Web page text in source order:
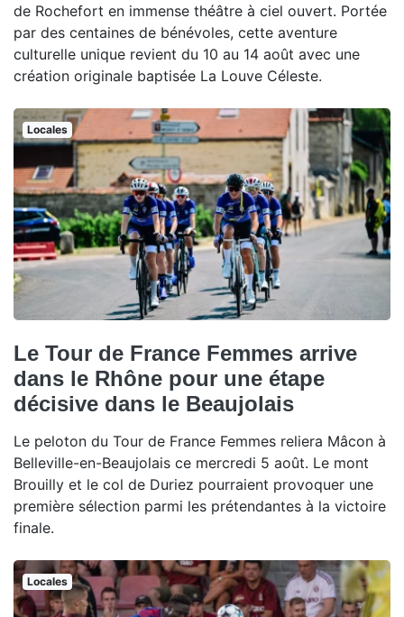
de Rochefort en immense théâtre à ciel ouvert. Portée
par des centaines de bénévoles, cette aventure
culturelle unique revient du 10 au 14 août avec une
création originale baptisée La Louve Céleste.
Locales
Le Tour de France Femmes arrive
dans le Rhône pour une étape
décisive dans le Beaujolais
Le peloton du Tour de France Femmes reliera Mâcon à
Belleville-en-Beaujolais ce mercredi 5 août. Le mont
Brouilly et le col de Duriez pourraient provoquer une
première sélection parmi les prétendantes à la victoire
finale.
Locales